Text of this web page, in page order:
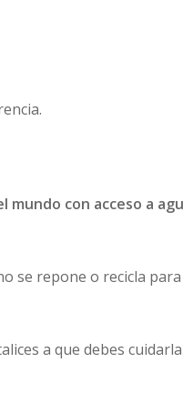
mundo con acceso a
se repone o recicla
a que debes